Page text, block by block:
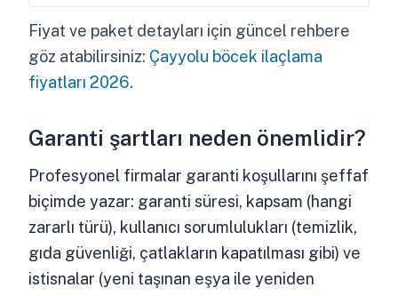
Fiyat ve paket detayları için güncel rehbere
göz atabilirsiniz: Çayyolu böcek ilaçlama
fiyatları 2026.
Garanti şartları neden önemlidir?
Profesyonel firmalar garanti koşullarını şeffaf
biçimde yazar: garanti süresi, kapsam (hangi
zararlı türü), kullanıcı sorumlulukları (temizlik,
gıda güvenliği, çatlakların kapatılması gibi) ve
istisnalar (yeni taşınan eşya ile yeniden